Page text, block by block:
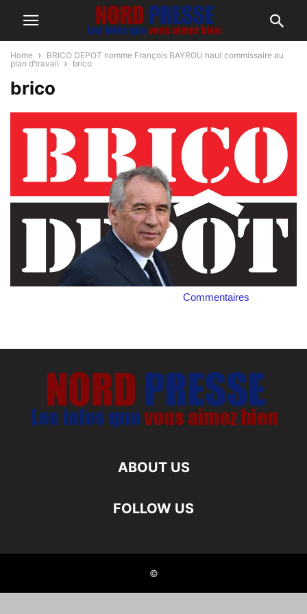
Home
BRICO DEPOT nomme François BAYROU haut commissaire au
plan d’travail
brico
brico
Commentaires
ABOUT US
FOLLOW US
©